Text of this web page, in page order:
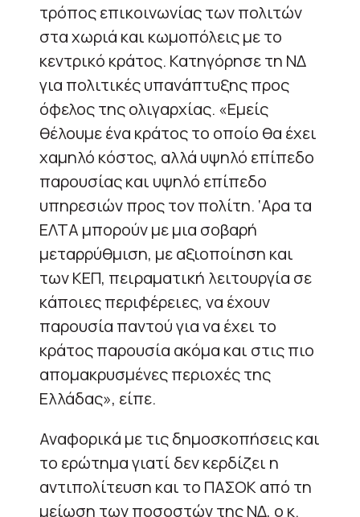
τρόπος επικοινωνίας των πολιτών
στα χωριά και κωμοπόλεις με το
κεντρικό κράτος. Κατηγόρησε τη ΝΔ
για πολιτικές υπανάπτυξης προς
όφελος της ολιγαρχίας. «Εμείς
θέλουμε ένα κράτος το οποίο θα έχει
χαμηλό κόστος, αλλά υψηλό επίπεδο
παρουσίας και υψηλό επίπεδο
υπηρεσιών προς τον πολίτη. ‘Αρα τα
ΕΛΤΑ μπορούν με μια σοβαρή
μεταρρύθμιση, με αξιοποίηση και
των ΚΕΠ, πειραματική λειτουργία σε
κάποιες περιφέρειες, να έχουν
παρουσία παντού για να έχει το
κράτος παρουσία ακόμα και στις πιο
απομακρυσμένες περιοχές της
Ελλάδας», είπε.
Αναφορικά με τις δημοσκοπήσεις και
το ερώτημα γιατί δεν κερδίζει η
αντιπολίτευση και το ΠΑΣΟΚ από τη
μείωση των ποσοστών της ΝΔ, ο κ.